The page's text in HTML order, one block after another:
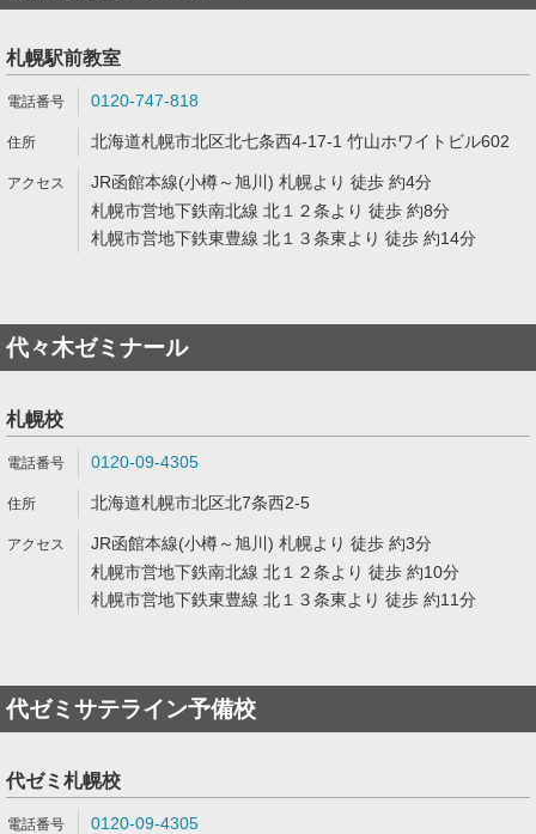
札幌駅前教室
0120-747-818
北海道札幌市北区北七条西4-17-1 竹山ホワイトビル602
JR函館本線(小樽～旭川) 札幌より 徒歩 約4分
札幌市営地下鉄南北線 北１２条より 徒歩 約8分
札幌市営地下鉄東豊線 北１３条東より 徒歩 約14分
代々木ゼミナール
札幌校
0120-09-4305
北海道札幌市北区北7条西2-5
JR函館本線(小樽～旭川) 札幌より 徒歩 約3分
札幌市営地下鉄南北線 北１２条より 徒歩 約10分
札幌市営地下鉄東豊線 北１３条東より 徒歩 約11分
代ゼミサテライン予備校
代ゼミ札幌校
0120-09-4305